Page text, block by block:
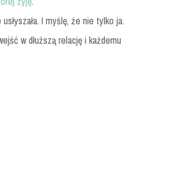
I myślę, że nie tylko ja.
w dłuższą relację i każdemu